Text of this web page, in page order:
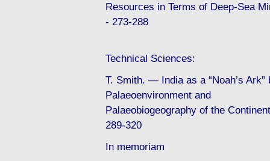
Resources in Terms of Deep-Sea
- 273-288
Technical Sciences:
T. Smith. — India as a “Noah’s
Palaeoenvironment and
Palaeobiogeography of the
289-320
In memoriam